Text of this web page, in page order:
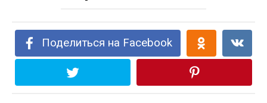
Поделиться на Facebook